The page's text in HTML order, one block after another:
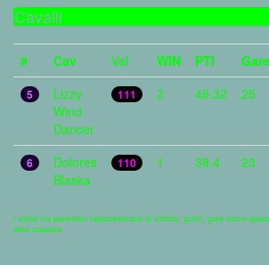
Cavalli
# Cav Val WIN PTI Gare
5
Lizzy
Wind
Dancer
111 2 49.32 25
6
Dolores
Blaska
110 1 38.4 23
I valori tra parentesi rappresentano le vittorie, punti, gare corse
altre squadre.